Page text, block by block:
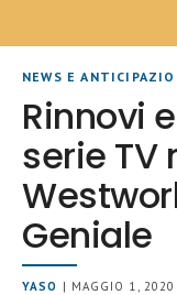
NEWS E
Rinnovi
serie TV
Geniale
YASO | MAGGIO 1, 2020